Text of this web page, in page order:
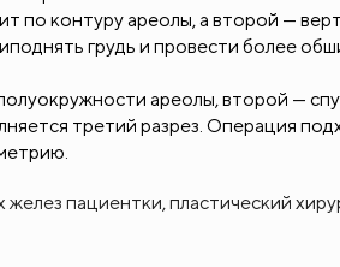
по контуру ареолы, а второй —
грудь и провести более
ареолы, второй —
третий разрез. Операция
пациентки, пластический